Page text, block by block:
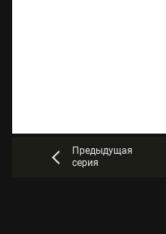
Предыдущая
серия